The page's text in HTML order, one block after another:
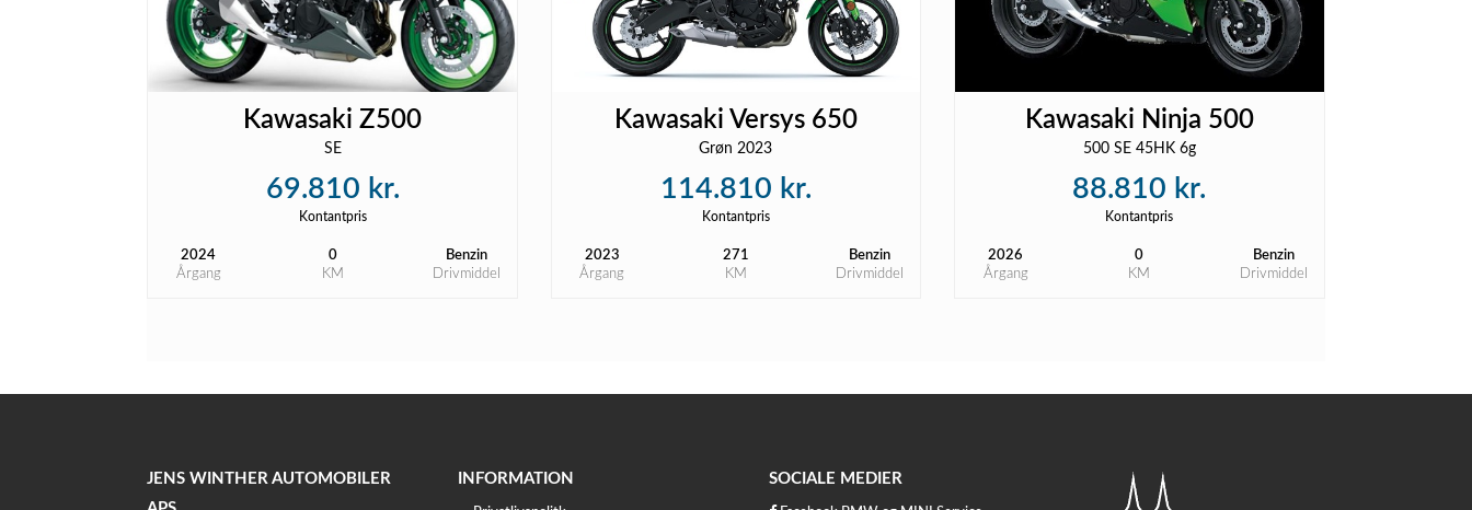
Kawasaki Z500
SE
69.810 kr.
Kontantpris
2024
Årgang
0
KM
Benzin
Drivmiddel
Kawasaki Versys 650
Grøn 2023
114.810 kr.
Kontantpris
2023
Årgang
271
KM
Benzin
Drivmiddel
Kawasaki Ninja 500
500 SE 45HK 6g
88.810 kr.
Kontantpris
2026
Årgang
0
KM
Benzin
Drivmiddel
JENS WINTHER AUTOMOBILER
INFORMATION SOCIALE MEDIER